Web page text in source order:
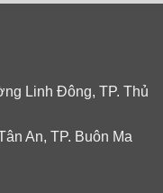
Linh Đông, TP. Thủ
An, TP. Buôn Ma